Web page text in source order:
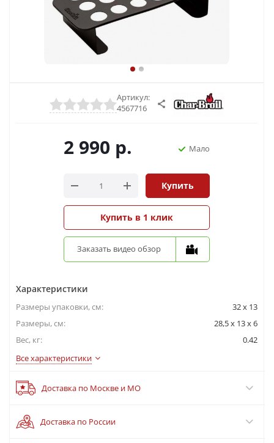
Артикул:
4567716
2 990 р. Мало
Купить
Купить в 1 клик
Заказать видео обзор
Характеристики
Размеры упаковки, cм:
32 x 13
Размеры, см:
28,5 x 13 x 6
Вес, кг:
0.42
Все характеристики
Доставка по Москве и МО
Доставка по России